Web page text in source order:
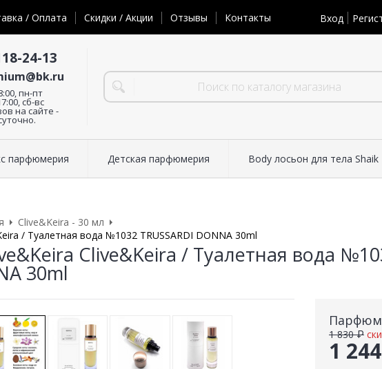
/ Оплата Скидки / Акции Отзывы Контакты Вход
24-13
пн-пт
сб-вс
на сайте -
парфюмерия Детская парфюмерия Body лосьон для тела Shaik
Clive&Keira - 30 мл
/ Туалетная вода №1032 TRUSSARDI DONNA 30ml
Clive&Keira / Туалетная вода
30ml
1
1 830 ₽